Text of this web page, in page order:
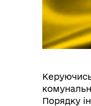
Порядку